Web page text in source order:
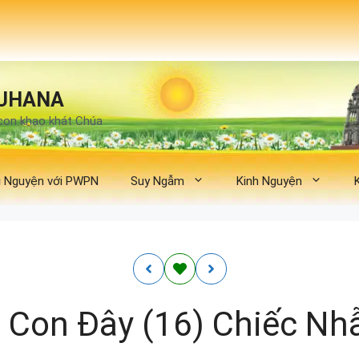
khao khát Chúa
Nguyện với PWPN Suy Ngẫm Kinh Nguyện
Con Đây (16) Chiếc